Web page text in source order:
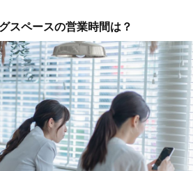
スペースの営業時間は？